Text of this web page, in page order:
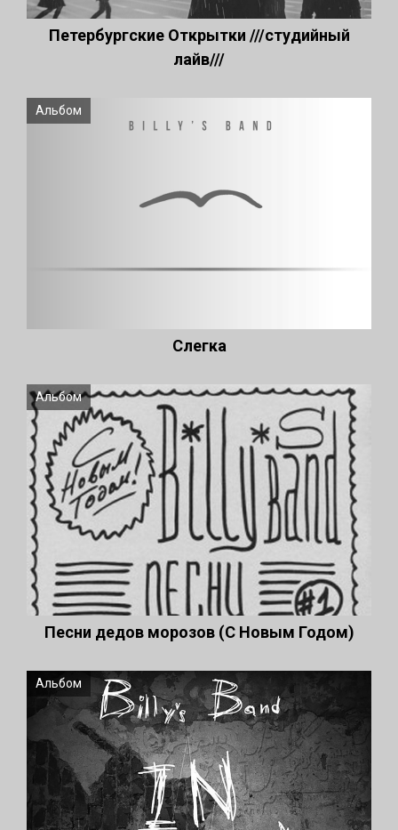
Петербургские Открытки ///студийный
лайв///
Альбом
Слегка
Альбом
Песни дедов морозов (С Новым Годом)
Альбом